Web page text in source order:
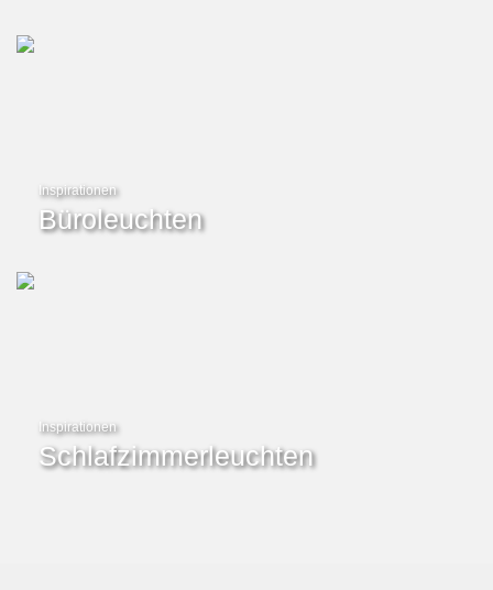
Inspirationen
Büroleuchten
Inspirationen
Schlafzimmerleuchten